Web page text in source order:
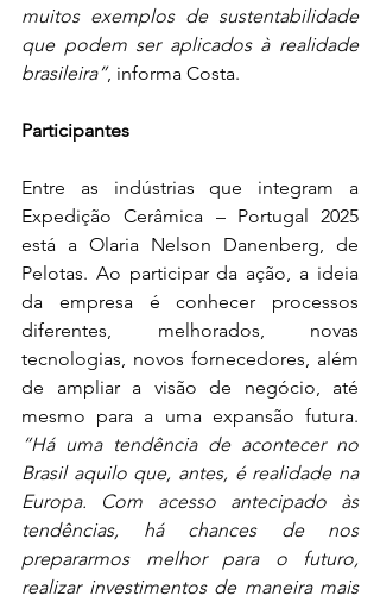
muitos exemplos de sustentabilidade
que podem ser aplicados à realidade
brasileira”, informa Costa.
Participantes
Entre as indústrias que integram a
Expedição Cerâmica – Portugal 2025
está a Olaria Nelson Danenberg, de
Pelotas. Ao participar da ação, a ideia
da empresa é conhecer processos
diferentes, melhorados, novas
tecnologias, novos fornecedores, além
de ampliar a visão de negócio, até
“Há uma tendência de acontecer no
Brasil aquilo que, antes, é realidade na
Europa. Com acesso antecipado às
tendências, há chances de nos
prepararmos melhor para o futuro,
realizar investimentos de maneira mais